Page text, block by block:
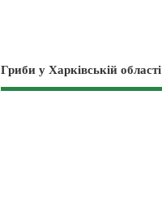
Гриби у Харківській області